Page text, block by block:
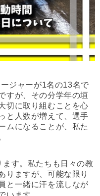
ジャーが1名の13名で
すが、その分学年の垣
切に取り組むことを心
と人数が増えて、選手
ムになることが、私た
す。私たちも日々の教
りますが、可能な限り
と一緒に汗を流しなが